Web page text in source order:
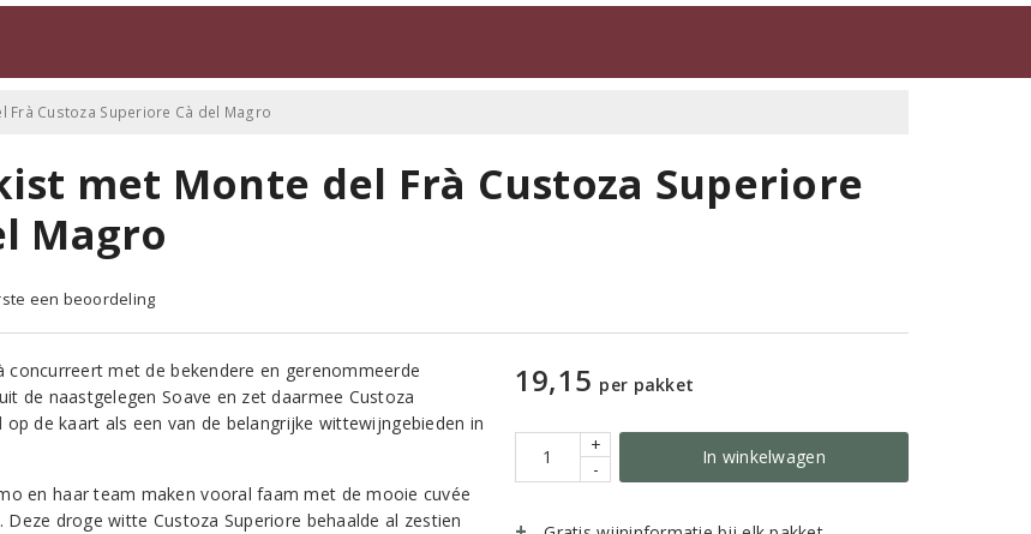
Frà Custoza Superiore Cà del Magro
met Monte del Frà Custoza Superiore
Magro
een beoordeling
concurreert met de bekendere en gerenommeerde
de naastgelegen Soave en zet daarmee Custoza
op de kaart als een van de belangrijke wittewijngebieden in
en haar team maken vooral faam met de mooie cuvée
Deze droge witte Custoza Superiore behaalde al zestien
19,15 per pakket
+
-
In winkelwagen